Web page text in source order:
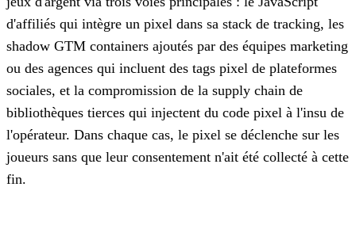
d'affiliés qui intègre un pixel dans sa stack de tracking, les
shadow GTM containers ajoutés par des équipes marketing
ou des agences qui incluent des tags pixel de plateformes
sociales, et la compromission de la supply chain de
bibliothèques tierces qui injectent du code pixel à l'insu de
l'opérateur. Dans chaque cas, le pixel se déclenche sur les
joueurs sans que leur consentement n'ait été collecté à cette
fin.